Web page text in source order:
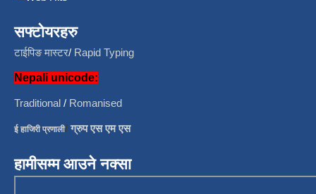
सफ्टोयरहरु
टाईपिङ मास्टर/ Rapid Typing
Nepali unicode:
Traditional / Romanised
ई हाजिरी प्रणाली/ग्रुप एस एम एस
हामीसम्म आउने नक्सा